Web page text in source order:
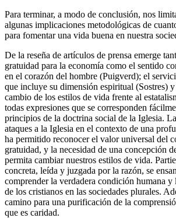
Para terminar, a modo de conclusión, nos
algunas implicaciones metodológicas de
para fomentar una vida buena en nuestra
De la reseña de artículos de prensa emerge
gratuidad para la economía como el sentido
en el corazón del hombre (Puigverd); el
que incluye su dimensión espiritual (Sostres)
cambio de los estilos de vida frente al
todas expresiones que se corresponden
principios de la doctrina social de la Iglesia.
ataques a la Iglesia en el contexto de una
ha permitido reconocer el valor universal del
gratuidad, y la necesidad de una concepción
permita cambiar nuestros estilos de vida.
concreta, leída y juzgada por la razón, se
comprender la verdadera condición humana
de los cristianos en las sociedades plurales.
camino para una purificación de la
que es caridad.